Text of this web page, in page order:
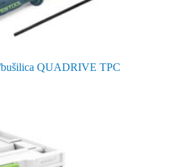
bušilica QUADRIVE TPC